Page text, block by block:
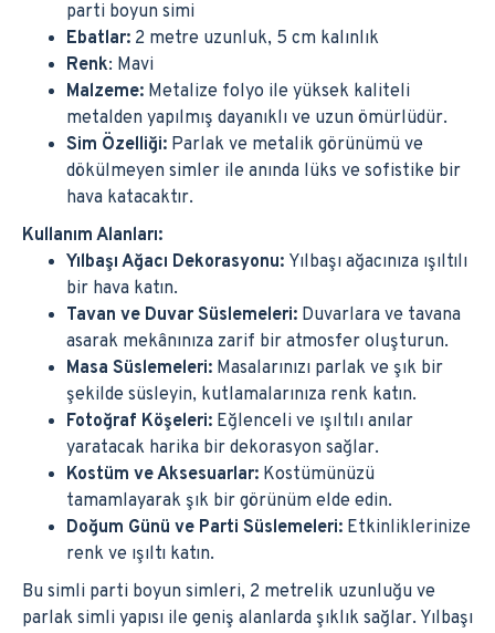
parti boyun simi
Ebatlar: 2 metre uzunluk, 5 cm kalınlık
Renk: Mavi
Malzeme: Metalize folyo ile yüksek kaliteli
metalden yapılmış dayanıklı ve uzun ömürlüdür.
Sim Özelliği: Parlak ve metalik görünümü ve
dökülmeyen simler ile anında lüks ve sofistike bir
hava katacaktır.
Kullanım Alanları:
Yılbaşı Ağacı Dekorasyonu: Yılbaşı ağacınıza ışıltılı
bir hava katın.
Tavan ve Duvar Süslemeleri: Duvarlara ve tavana
asarak mekânınıza zarif bir atmosfer oluşturun.
Masa Süslemeleri: Masalarınızı parlak ve şık bir
şekilde süsleyin, kutlamalarınıza renk katın.
Fotoğraf Köşeleri: Eğlenceli ve ışıltılı anılar
yaratacak harika bir dekorasyon sağlar.
Kostüm ve Aksesuarlar: Kostümünüzü
tamamlayarak şık bir görünüm elde edin.
Doğum Günü ve Parti Süslemeleri: Etkinliklerinize
renk ve ışıltı katın.
Bu simli parti boyun simleri, 2 metrelik uzunluğu ve
parlak simli yapısı ile geniş alanlarda şıklık sağlar. Yılbaşı